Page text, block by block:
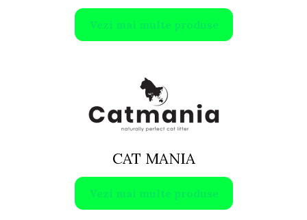
Vezi mai multe produse
CAT MANIA
Vezi mai multe produse